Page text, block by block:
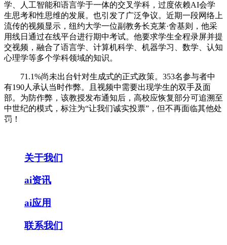
学、人工智能和语言学于一体的交叉学科，过度依赖AI会学
生思考和性思维的发展。也引发了广泛争议。近期一段网络上
流传的视频显示，纽约大学一位副教务长克莱·舍基则，他采
用线日通过在线平台进行期中考试。他要求学生全程录屏并提
交视频，融合了语言学、计算机科学、机器学习、数学、认知
心理学等多个学科领域的知识。
71.1%尚未出台针对生成式的正式政策。353名参与者中
有190人承认当时作弊。且视频中需要出现学生的双手及面
部。为防作弊，该教授发布通知后，高校应恢复部分可追溯至
中世纪的模式，标注为“让我们诚实投票”，但不再面临其他处
罚！
关于我们
ai资讯
ai应用
联系我们